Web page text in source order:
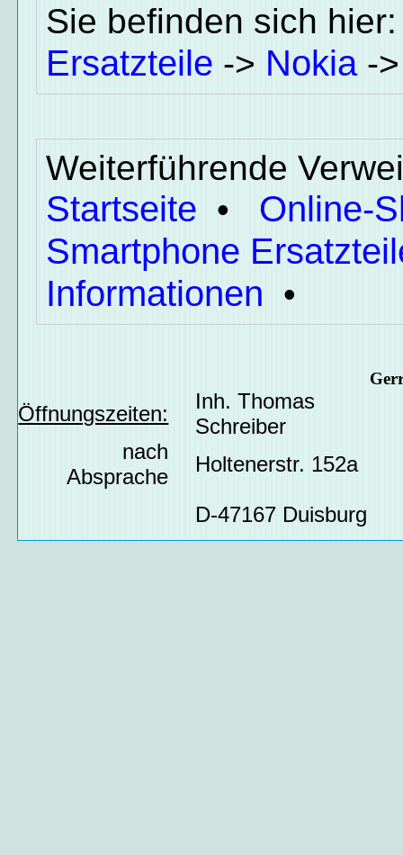
Sie befinden sich
Ersatzteile -> Nokia-
Weiterführende
Startseite • Online-
Smartphone
Informationen •
Öffnungszeiten:
Inh. Thomas
Schreiber
nach
Absprache
Holtenerstr. 152a
D-47167 Duisburg